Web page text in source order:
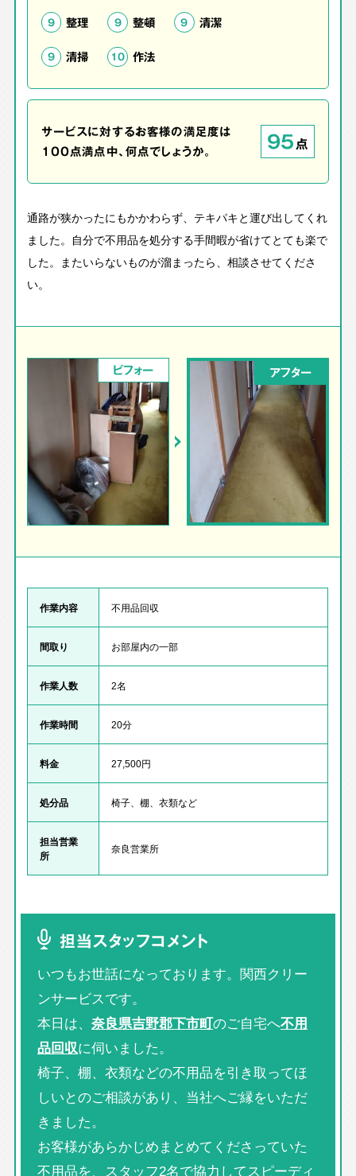
9 整理 9 整頓 9 清潔
9 清掃 10 作法
サービスに対するお客様の満足度は
100点満点中、何点でしょうか。
95点
通路が狭かったにもかかわらず、テキパキと運び出してくれ
ました。自分で不用品を処分する手間暇が省けてとても楽で
した。またいらないものが溜まったら、相談させてくださ
い。
ビフォー アフター
作業内容 不用品回収
間取り お部屋内の一部
作業人数 2名
作業時間 20分
料金 27,500円
処分品 椅子、棚、衣類など
担当営業
所
奈良営業所
担当スタッフコメント
いつもお世話になっております。関西クリー
ンサービスです。
本日は、 奈良県吉野郡下市町のご自宅へ不用
品回収に伺いました。
椅子、棚、衣類などの不用品を引き取ってほ
しいとのご相談があり、当社へご縁をいただ
きました。
お客様があらかじめまとめてくださっていた
不用品を、スタッフ2名で協力してスピーディ